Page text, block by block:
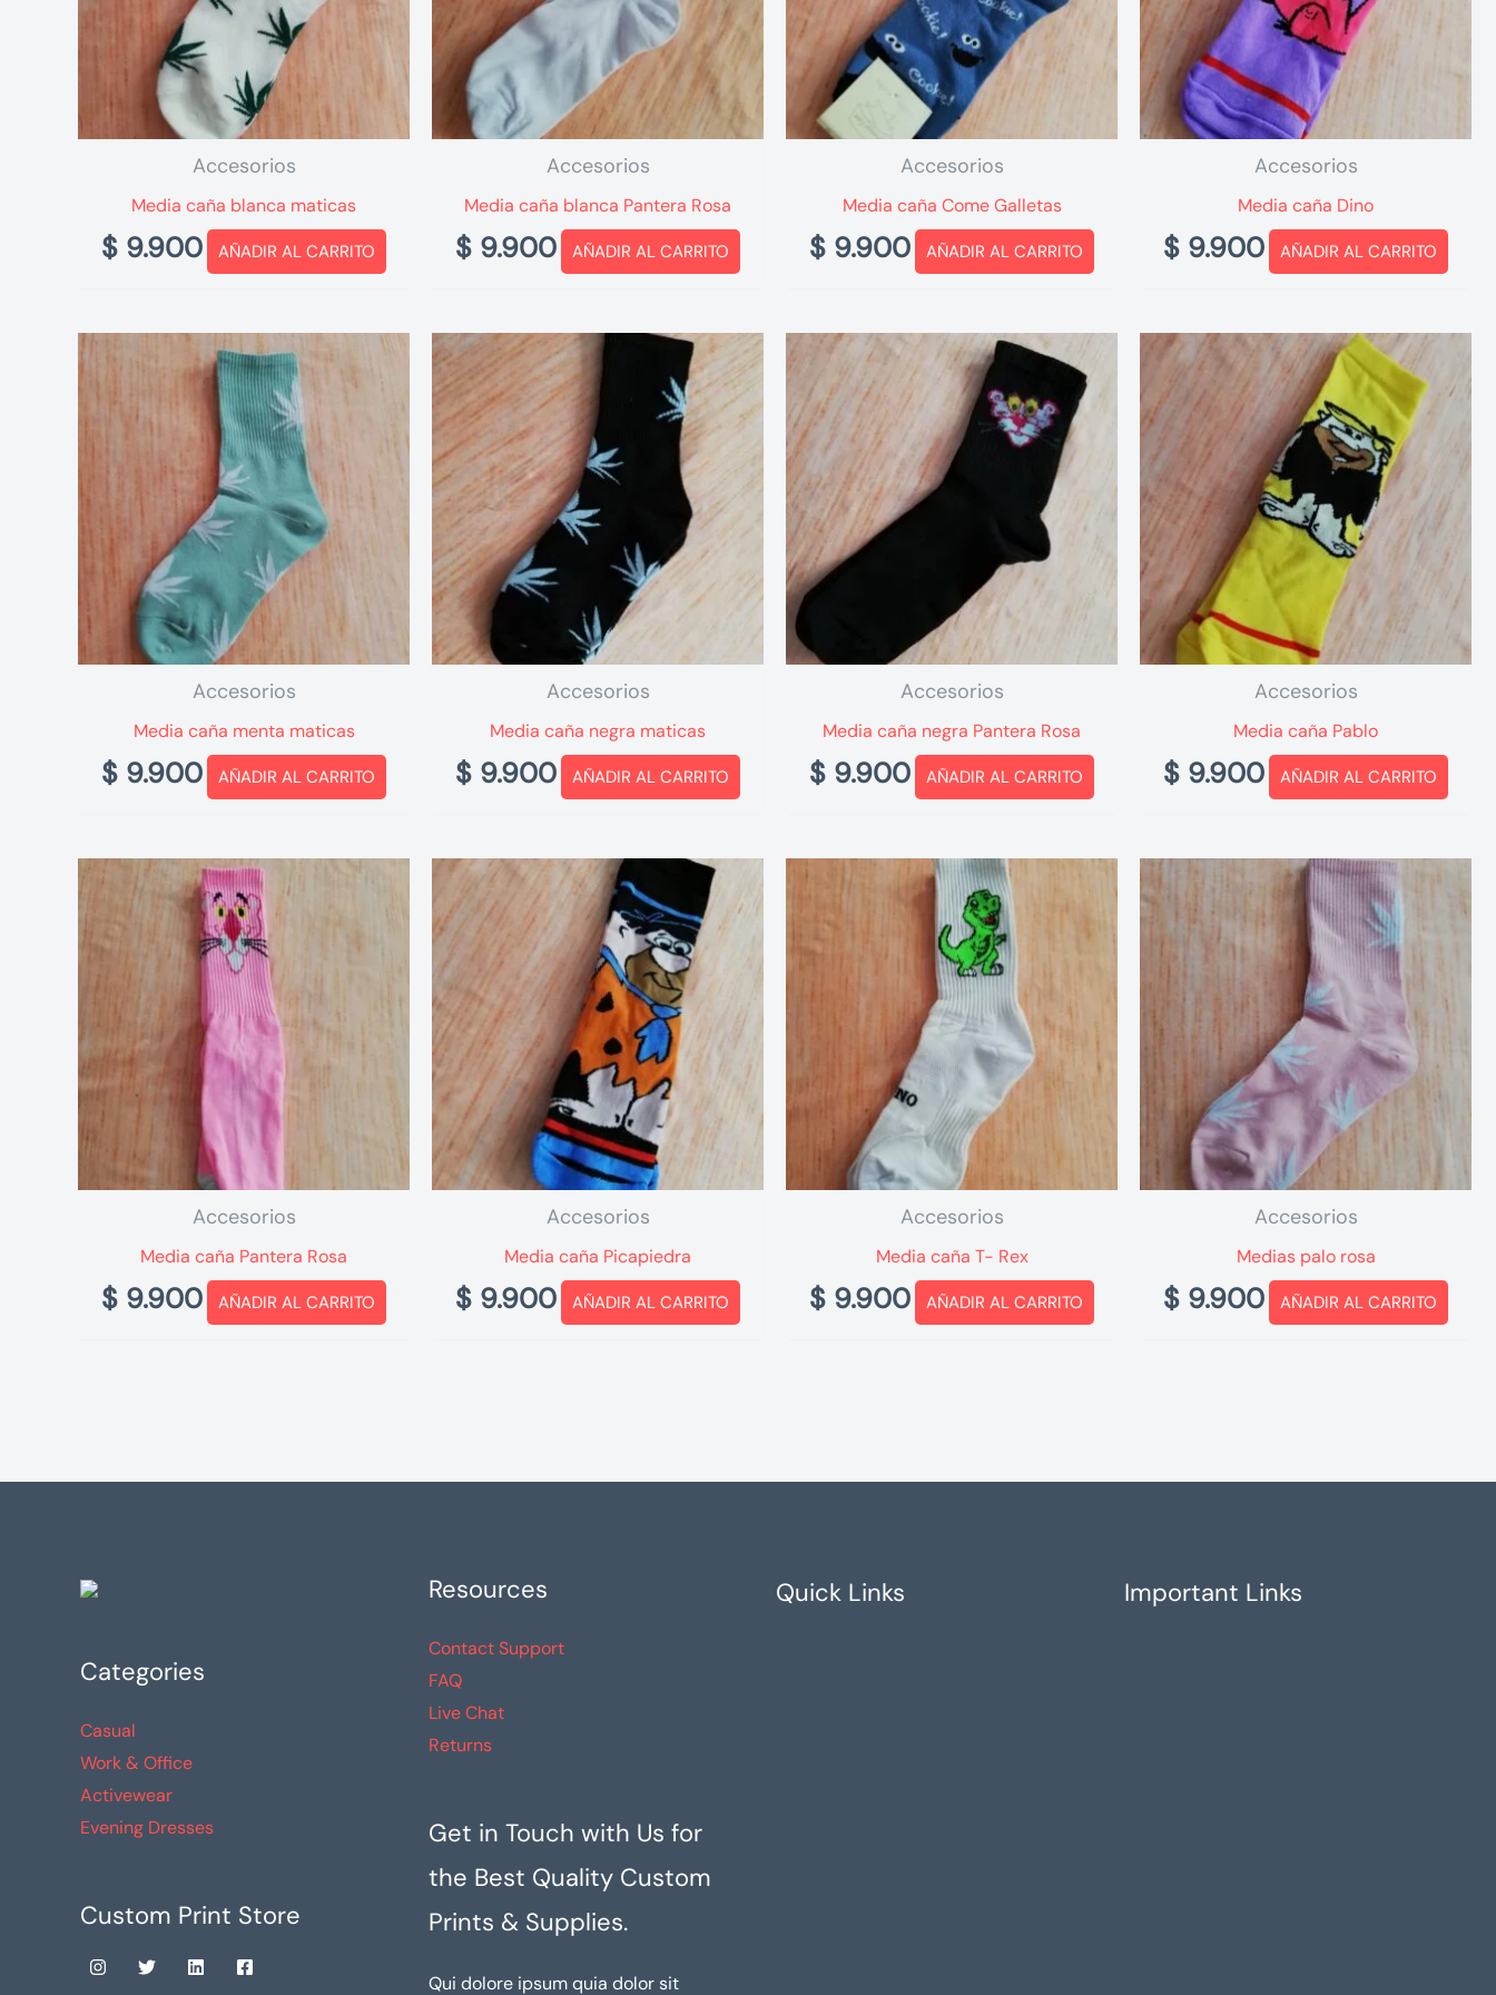
Accesorios
Media caña blanca maticas
$ 9.900 AÑADIR AL CARRITO
Accesorios
Media caña blanca Pantera Rosa
$ 9.900 AÑADIR AL CARRITO
Accesorios
Media caña Come Galletas
$ 9.900 AÑADIR AL CARRITO
Accesorios
Media caña Dino
$ 9.900 AÑADIR AL CARRITO
Accesorios
Media caña menta maticas
$ 9.900 AÑADIR AL CARRITO
Accesorios
Media caña negra maticas
$ 9.900 AÑADIR AL CARRITO
Accesorios
Media caña negra Pantera Rosa
$ 9.900 AÑADIR AL CARRITO
Accesorios
Media caña Pablo
$ 9.900 AÑADIR AL CARRITO
Accesorios
Media caña Pantera Rosa
$ 9.900 AÑADIR AL CARRITO
Accesorios
Media caña Picapiedra
$ 9.900 AÑADIR AL CARRITO
Accesorios
Media caña T- Rex
$ 9.900 AÑADIR AL CARRITO
Accesorios
Medias palo rosa
$ 9.900 AÑADIR AL CARRITO
Categories
Casual
Work & Office
Activewear
Evening Dresses
Custom Print Store
Resources
Contact Support
FAQ
Live Chat
Returns
Get in Touch with Us for
the Best Quality Custom
Prints & Supplies.
Qui dolore ipsum quia dolor sit
Quick Links Important Links